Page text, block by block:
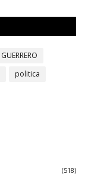
GUERRERO
politica
(518)